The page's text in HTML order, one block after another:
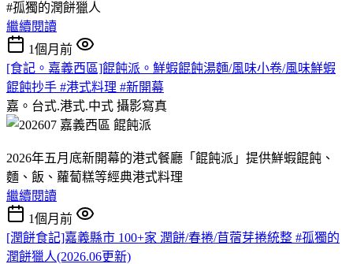
#孤獨的潤餅獵人
繼續閱讀
1個月前
[食記。嘉義西區]餛飩派。鮮蝦餛飩湯麵/風味小卷/風味鮮蝦
餛飩抄手 #港式料理 #新開幕
嘉。台式.港式.中式 攝影寫真
2026年五月底新開幕的港式餐廳「餛飩派」提供鮮蝦餛飩、
麵、飯、蘿蔔糕等經典港式料理
繼續閱讀
1個月前
[潤餅食記]嘉義縣市 100+家 潤餅/春捲/苜蓿芽捲統整 #孤獨的
潤餅獵人(2026.06更新)